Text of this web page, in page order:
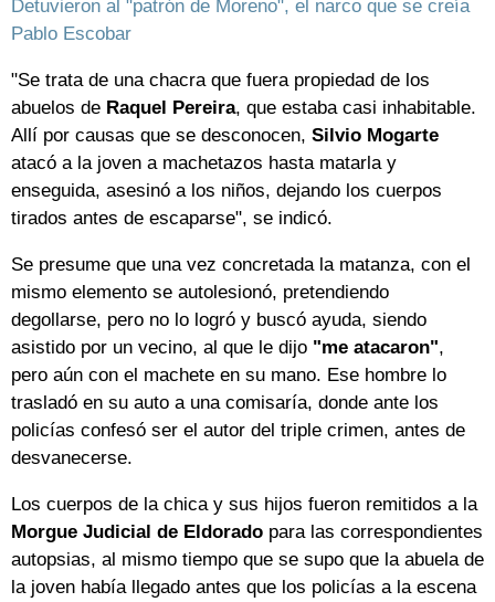
Detuvieron al "patrón de Moreno", el narco que se creía
Pablo Escobar
"Se trata de una chacra que fuera propiedad de los
abuelos de Raquel Pereira, que estaba casi inhabitable.
Allí por causas que se desconocen, Silvio Mogarte
atacó a la joven a machetazos hasta matarla y
enseguida, asesinó a los niños, dejando los cuerpos
tirados antes de escaparse", se indicó.
Se presume que una vez concretada la matanza, con el
mismo elemento se autolesionó, pretendiendo
degollarse, pero no lo logró y buscó ayuda, siendo
asistido por un vecino, al que le dijo "me atacaron",
pero aún con el machete en su mano. Ese hombre lo
trasladó en su auto a una comisaría, donde ante los
policías confesó ser el autor del triple crimen, antes de
desvanecerse.
Los cuerpos de la chica y sus hijos fueron remitidos a la
Morgue Judicial de Eldorado para las correspondientes
autopsias, al mismo tiempo que se supo que la abuela de
la joven había llegado antes que los policías a la escena